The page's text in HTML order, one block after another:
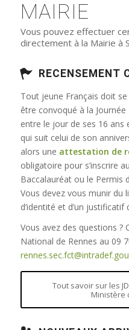
MAIRIE
Vous pouvez effectuer
directement à la Mairie à
RECENSEMENT
Tout jeune Français doit
être convoqué à la
entre le jour de ses 16
qui suit celui de son
alors une attestation de
obligatoire pour s’inscrire
Baccalauréat ou le
Vous devez vous munir du
d’identité et d’un justificatif
Vous avez des questions ?
National de Rennes au 09
Tout savoir sur les
Ministère